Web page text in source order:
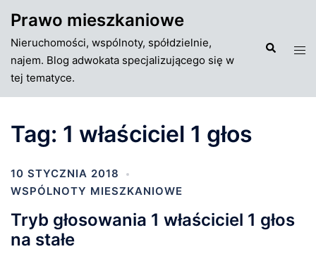
do
treści
Prawo mieszkaniowe
Nieruchomości, wspólnoty, spółdzielnie,
najem. Blog adwokata specjalizującego się w
tej tematyce.
Szukaj
Tag: 1 właściciel 1 głos
10 STYCZNIA 2018
WSPÓLNOTY MIESZKANIOWE
Tryb głosowania 1 właściciel 1 głos
na stałe